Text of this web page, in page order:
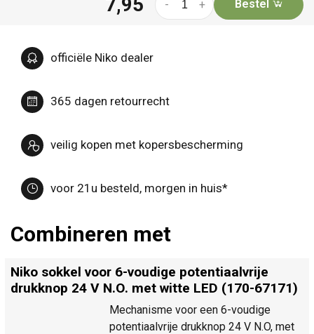
+
- Bestel
officiële Niko dealer
365 dagen retourrecht
veilig kopen met kopersbescherming
voor 21u besteld, morgen in huis*
Combineren met
Niko sokkel voor 6-voudige potentiaalvrije
drukknop 24 V N.O. met witte LED (170-67171)
Mechanisme voor een 6-voudige
potentiaalvrije drukknop 24 V N.O, met